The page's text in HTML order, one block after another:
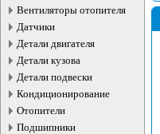
Вентиляторы отопителя
Датчики
Детали двигателя
Детали кузова
Детали подвески
Кондиционирование
Отопители
Подшипники